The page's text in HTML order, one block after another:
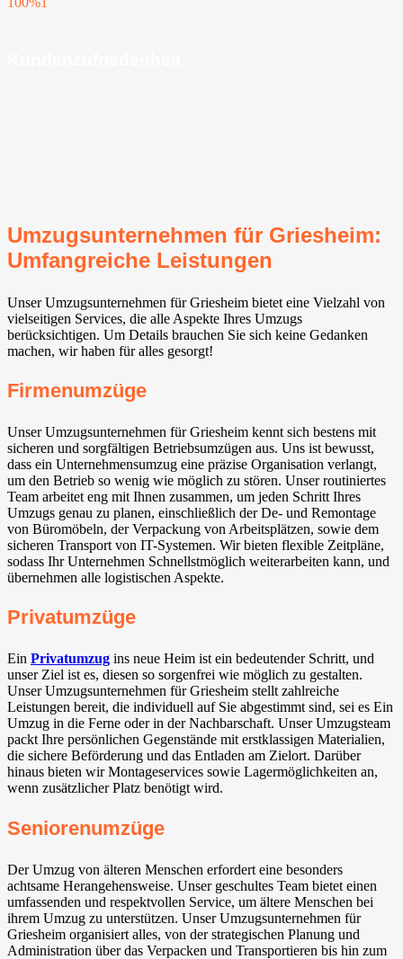
Umzugsunternehmen für Griesheim:
Umfangreiche Leistungen
Unser Umzugsunternehmen für Griesheim bietet eine Vielzahl von
vielseitigen Services, die alle Aspekte Ihres Umzugs
berücksichtigen. Um Details brauchen Sie sich keine Gedanken
machen, wir haben für alles gesorgt!
Firmenumzüge
Unser Umzugsunternehmen für Griesheim kennt sich bestens mit
sicheren und sorgfältigen Betriebsumzügen aus. Uns ist bewusst,
dass ein Unternehmensumzug eine präzise Organisation verlangt,
um den Betrieb so wenig wie möglich zu stören. Unser routiniertes
Team arbeitet eng mit Ihnen zusammen, um jeden Schritt Ihres
Umzugs genau zu planen, einschließlich der De- und Remontage
von Büromöbeln, der Verpackung von Arbeitsplätzen, sowie dem
sicheren Transport von IT-Systemen. Wir bieten flexible Zeitpläne,
sodass Ihr Unternehmen Schnellstmöglich weiterarbeiten kann, und
übernehmen alle logistischen Aspekte.
Privatumzüge
Ein Privatumzug ins neue Heim ist ein bedeutender Schritt, und
unser Ziel ist es, diesen so sorgenfrei wie möglich zu gestalten.
Unser Umzugsunternehmen für Griesheim stellt zahlreiche
Leistungen bereit, die individuell auf Sie abgestimmt sind, sei es Ein
Umzug in die Ferne oder in der Nachbarschaft. Unser Umzugsteam
packt Ihre persönlichen Gegenstände mit erstklassigen Materialien,
die sichere Beförderung und das Entladen am Zielort. Darüber
hinaus bieten wir Montageservices sowie Lagermöglichkeiten an,
wenn zusätzlicher Platz benötigt wird.
Seniorenumzüge
Der Umzug von älteren Menschen erfordert eine besonders
achtsame Herangehensweise. Unser geschultes Team bietet einen
umfassenden und respektvollen Service, um ältere Menschen bei
ihrem Umzug zu unterstützen. Unser Umzugsunternehmen für
Griesheim organisiert alles, von der strategischen Planung und
Administration über das Verpacken und Transportieren bis hin zum